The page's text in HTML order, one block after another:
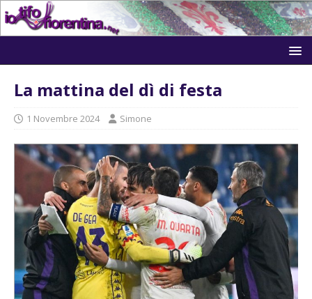
La mattina del dì di festa
1 Novembre 2024 Simone